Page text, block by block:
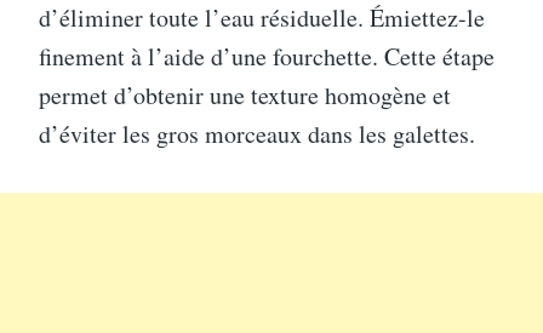
d’éliminer toute l’eau résiduelle. Émiettez-le
finement à l’aide d’une fourchette. Cette étape
permet d’obtenir une texture homogène et
d’éviter les gros morceaux dans les galettes.